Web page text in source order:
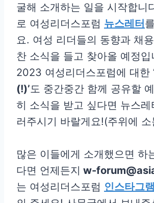
굴해 소개하는 일을 시작합니
로 여성리더스포럼 뉴스레터
요. 여성 리더들의 동향과 채
찬 소식을 들고 찾아올 예정입
2023 여성리더스포럼에 대한
(!)’도 중간중간 함께 공유할
히 소식을 받고 싶다면 뉴스
러주시기 바랄게요!(주위에 소
많은 이들에게 소개했으면 하
다면 언제든지 w-
는 여성리더스포럼 인스타그